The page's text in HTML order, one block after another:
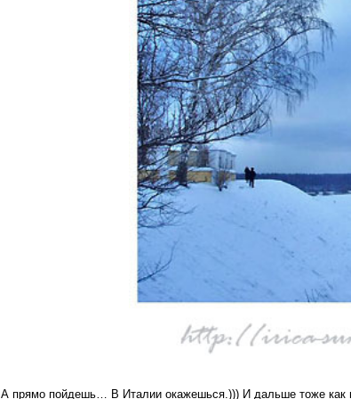
А прямо пойдешь… В Италии окажешься.))) И дальше тоже как